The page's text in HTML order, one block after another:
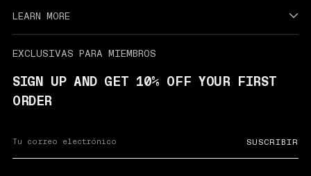
LEARN MORE
EXCLUSIVAS PARA MIEMBROS
SIGN UP AND GET 10% OFF YOUR FIRST
ORDER
email
SUSCRIBIR